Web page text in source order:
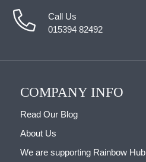
Call Us
015394 82492
COMPANY INFO
Read Our Blog
About Us
We are supporting Rainbow Hub